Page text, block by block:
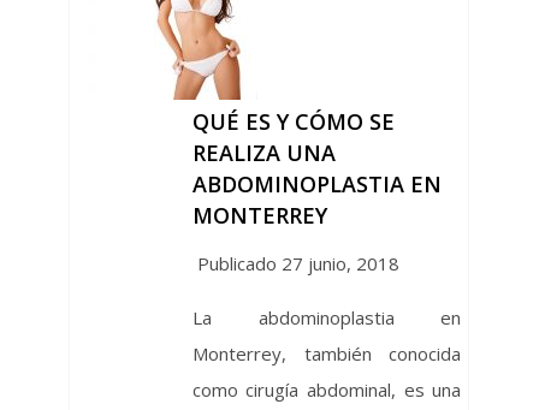
QUÉ ES Y CÓMO SE
REALIZA UNA
ABDOMINOPLASTIA EN
MONTERREY
Publicado 27 junio, 2018
La abdominoplastia en
Monterrey, también conocida
como cirugía abdominal, es una